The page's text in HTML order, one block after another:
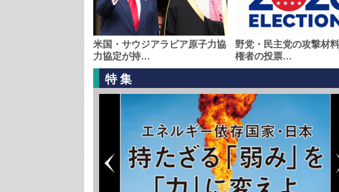
米国・サウジアラビア原子力協
力協定が持…
野党・民主党の攻撃材
権者の投票…
特集